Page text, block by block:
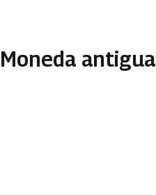
Moneda antigua